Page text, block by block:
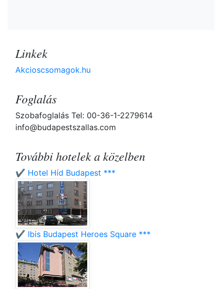
Linkek
Akcioscsomagok.hu
Foglalás
Szobafoglalás Tel: 00-36-1-2279614
info@budapestszallas.com
További hotelek a közelben
✔️ Hotel Híd Budapest ***
✔️ Ibis Budapest Heroes Square ***